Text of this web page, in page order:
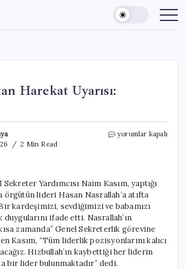
Harekat Uyarısı:
2 Min Read
Hizbullah’tan
yorumlar kapalı
Sekreter Yardımcısı Naim Kasım, yaptığı
örgütün lideri Hasan Nasrallah’a atıfta
kardeşimizi, sevdiğimizi ve babamızı
ifade etti. Nasrallah’ın
zamanda” Genel Sekreterlik görevine
Kasım, “Tüm liderlik pozisyonlarını kalıcı
Hizbullah’ın kaybettiği her liderin
bir lider bulunmaktadır” dedi.